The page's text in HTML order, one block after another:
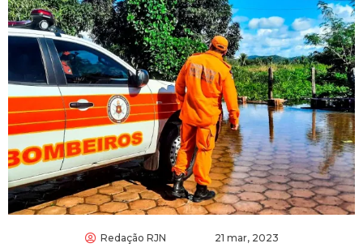
Redação RJN 21 mar, 2023